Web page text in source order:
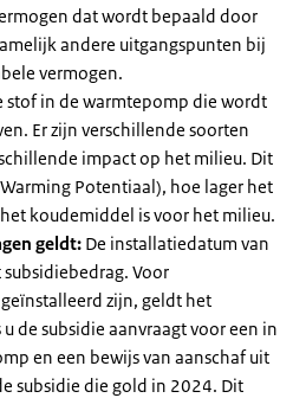
dat wordt bepaald door
andere uitgangspunten bij
vermogen.
stof in de warmtepomp die wordt
Er zijn verschillende soorten
impact op het milieu. Dit
Potentiaal), hoe lager het
koudemiddel is voor het milieu.
geldt: De installatiedatum van
Voor
zijn, geldt het
de subsidie aanvraagt voor een in
en een bewijs van aanschaf uit
subsidie die gold in 2024. Dit